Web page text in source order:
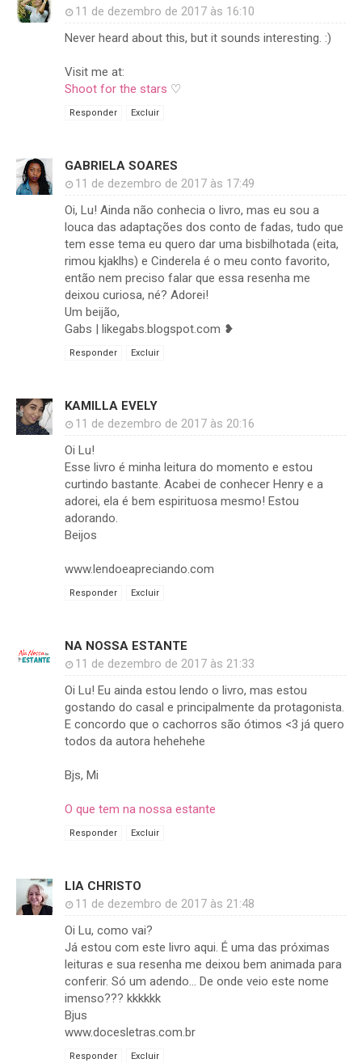
11 de dezembro de 2017 às 16:10
Never heard about this, but it sounds interesting. :)
Visit me at:
Shoot for the stars ♡
Responder Excluir
GABRIELA SOARES
11 de dezembro de 2017 às 17:49
Oi, Lu! Ainda não conhecia o livro, mas eu sou a
louca das adaptações dos conto de fadas, tudo que
tem esse tema eu quero dar uma bisbilhotada (eita,
rimou kjaklhs) e Cinderela é o meu conto favorito,
então nem preciso falar que essa resenha me
deixou curiosa, né? Adorei!
Um beijão,
Gabs | likegabs.blogspot.com ❥
Responder Excluir
KAMILLA EVELY
11 de dezembro de 2017 às 20:16
Oi Lu!
Esse livro é minha leitura do momento e estou
curtindo bastante. Acabei de conhecer Henry e a
adorei, ela é bem espirituosa mesmo! Estou
adorando.
Beijos
www.lendoeapreciando.com
Responder Excluir
NA NOSSA ESTANTE
11 de dezembro de 2017 às 21:33
Oi Lu! Eu ainda estou lendo o livro, mas estou
gostando do casal e principalmente da protagonista.
E concordo que o cachorros são ótimos <3 já quero
todos da autora hehehehe
Bjs, Mi
O que tem na nossa estante
Responder Excluir
LIA CHRISTO
11 de dezembro de 2017 às 21:48
Oi Lu, como vai?
Já estou com este livro aqui. É uma das próximas
leituras e sua resenha me deixou bem animada para
conferir. Só um adendo... De onde veio este nome
imenso??? kkkkkk
Bjus
www.docesletras.com.br
Responder Excluir